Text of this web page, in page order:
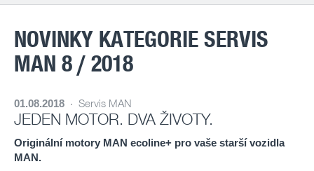
NOVINKY KATEGORIE SERVIS
MAN 8 / 2018
01.08.2018 · Servis MAN
JEDEN MOTOR. DVA ŽIVOTY.
Originální motory MAN ecoline+ pro vaše starší vozidla
MAN.